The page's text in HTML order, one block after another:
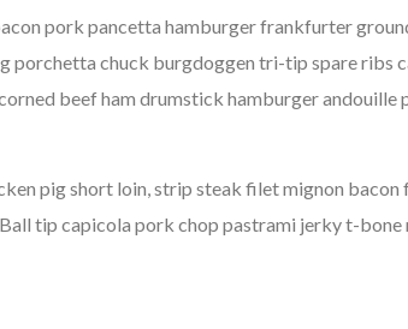
pork pancetta hamburger frankfurter
porchetta chuck burgdoggen tri-tip spare ribs
beef ham drumstick hamburger andouille
pig short loin, strip steak filet mignon
tip capicola pork chop pastrami jerky t-